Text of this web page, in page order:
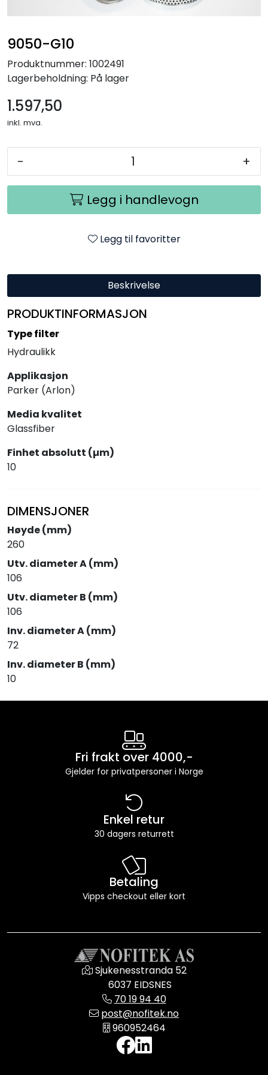
9050-G10
Produktnummer: 1002491
Lagerbeholdning: På lager
1.597,50
inkl. mva.
- +
Legg i handlevogn
Legg til favoritter
Beskrivelse
PRODUKTINFORMASJON
Type filter
Hydraulikk
Applikasjon
Parker (Arlon)
Media kvalitet
Glassfiber
Finhet absolutt (µm)
10
DIMENSJONER
Høyde (mm)
260
Utv. diameter A (mm)
106
Utv. diameter B (mm)
106
Inv. diameter A (mm)
72
Inv. diameter B (mm)
10
Fri frakt over 4000,-
Gjelder for privatpersoner i Norge
Enkel retur
30 dagers returrett
Betaling
Vipps checkout eller kort
Sjukenesstranda 52
6037 EIDSNES
70 19 94 40
post@nofitek.no
960952464